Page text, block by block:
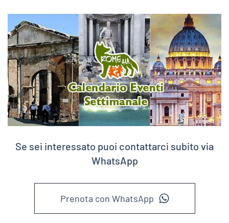
Se sei interessato puoi contattarci subito via
WhatsApp
Prenota con WhatsApp